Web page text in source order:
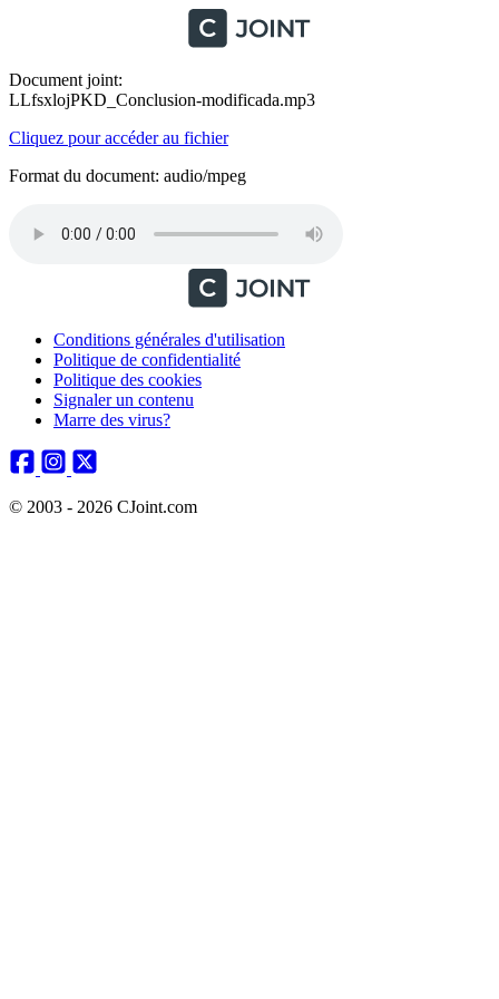
Document joint:
LLfsxlojPKD_Conclusion-modificada.mp3
Cliquez pour accéder au fichier
Format du document: audio/mpeg
Conditions générales d'utilisation
Politique de confidentialité
Politique des cookies
Signaler un contenu
Marre des virus?
© 2003 - 2026 CJoint.com